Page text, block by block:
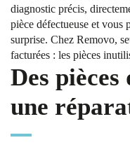
diagnostic précis,
pièce défectueuse et vous
surprise. Chez Removo,
facturées : les pièces
Des
une